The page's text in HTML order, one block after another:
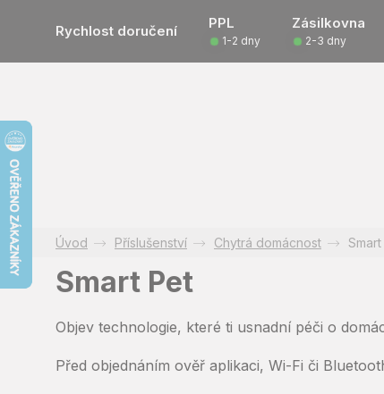
Rychlost doručení PPL Zásilkovna
1-2 dny 2-3 dny
Příslušenství Chytrá domácnost
Smart Pet
Objev technologie, které ti usnadní péči o
Před objednáním ověř aplikaci, Wi-Fi či